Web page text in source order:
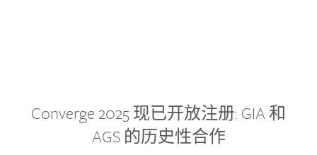
Converge 2025 现已开放注册: GIA 和
AGS 的历史性合作